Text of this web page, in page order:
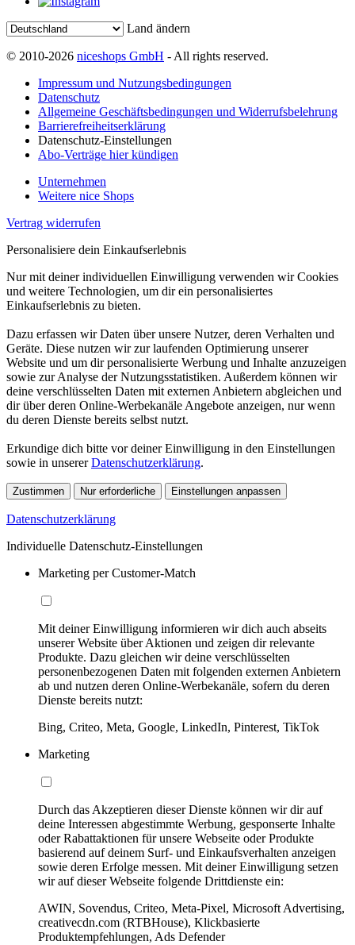
Land ändern
© 2010-2026 niceshops GmbH - All rights reserved.
Impressum und Nutzungsbedingungen
Datenschutz
Allgemeine Geschäftsbedingungen und Widerrufsbelehrung
Barrierefreiheitserklärung
Datenschutz-Einstellungen
Abo-Verträge hier kündigen
Unternehmen
Weitere nice Shops
Vertrag widerrufen
Personalisiere dein Einkaufserlebnis
Nur mit deiner individuellen Einwilligung verwenden wir Cookies
und weitere Technologien, um dir ein personalisiertes
Einkaufserlebnis zu bieten.
Dazu erfassen wir Daten über unsere Nutzer, deren Verhalten und
Geräte. Diese nutzen wir zur laufenden Optimierung unserer
Website und um dir personalisierte Werbung und Inhalte anzuzeigen
sowie zur Analyse der Nutzungsstatistiken. Außerdem können wir
deine verschlüsselten Daten mit externen Anbietern abgleichen und
dir über deren Online-Werbekanäle Angebote anzeigen, nur wenn
du deren Dienste bereits selbst nutzt.
Erkundige dich bitte vor deiner Einwilligung in den Einstellungen
sowie in unsererDatenschutzerklärung.
Zustimmen Nur erforderliche Einstellungen anpassen
Datenschutzerklärung
Individuelle Datenschutz-Einstellungen
Marketing per Customer-Match
Mit deiner Einwilligung informieren wir dich auch abseits
unserer Website über Aktionen und zeigen dir relevante
Produkte. Dazu gleichen wir deine verschlüsselten
personenbezogenen Daten mit folgenden externen Anbietern
ab und nutzen deren Online-Werbekanäle, sofern du deren
Dienste bereits nutzt:
Bing, Criteo, Meta, Google, LinkedIn, Pinterest, TikTok
Marketing
Durch das Akzeptieren dieser Dienste können wir dir auf
deine Interessen abgestimmte Werbung, gesponserte Inhalte
oder Rabattaktionen für unsere Webseite oder Produkte
basierend auf deinem Surf- und Einkaufsverhalten anzeigen
sowie deren Erfolge messen. Mit deiner Einwilligung setzen
wir auf dieser Webseite folgende Drittdienste ein:
AWIN, Sovendus, Criteo, Meta-Pixel, Microsoft Advertising,
creativecdn.com (RTBHouse), Klickbasierte
Produktempfehlungen, Ads Defender